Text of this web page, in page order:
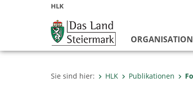
HLK
ORGANISATION
Sie sind hier: HLK Publikationen